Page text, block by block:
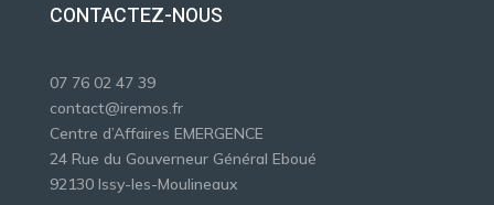
CONTACTEZ-NOUS
07 76 02 47 39
contact@iremos.fr
Centre d’Affaires EMERGENCE
24 Rue du Gouverneur Général Eboué
92130 Issy-les-Moulineaux